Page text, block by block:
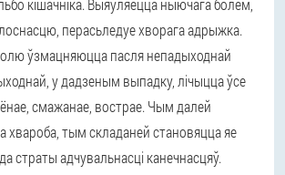
кішачніка. Выяўляецца ныючага болем,
перасьледуе хворага адрыжка.
ўзмацняюцца пасля непадыходнай
у дадзеным выпадку, лічыцца ўсе
смажанае, вострае. Чым далей
хвароба, тым складаней становяцца яе
страты адчувальнасці канечнасцяў.